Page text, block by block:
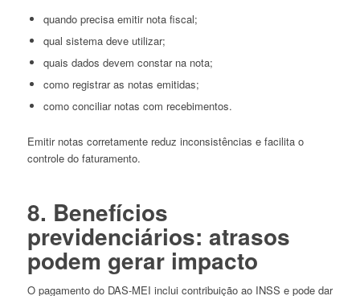
quando precisa emitir nota fiscal;
qual sistema deve utilizar;
quais dados devem constar na nota;
como registrar as notas emitidas;
como conciliar notas com recebimentos.
Emitir notas corretamente reduz inconsistências e facilita o
controle do faturamento.
8. Benefícios
previdenciários: atrasos
podem gerar impacto
O pagamento do DAS-MEI inclui contribuição ao INSS e pode dar